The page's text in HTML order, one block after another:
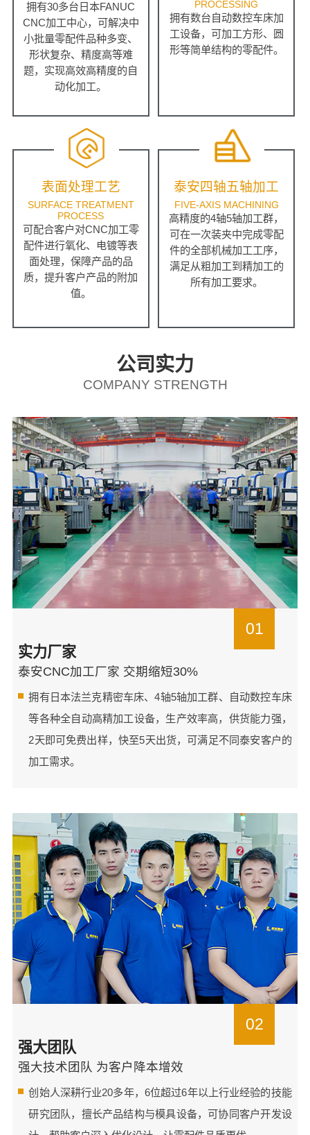
拥有30多台日本FANUC
CNC加工中心，可解决中
小批量零配件品种多变、
形状复杂、精度高等难
题，实现高效高精度的自
动化加工。
PROCESSING
拥有数台自动数控车床加
工设备，可加工方形、圆
形等简单结构的零配件。
表面处理工艺
SURFACE TREATMENT
PROCESS
可配合客户对CNC加工零
配件进行氧化、电镀等表
面处理，保障产品的品
质，提升客户产品的附加
值。
泰安四轴五轴加工
FIVE-AXIS MACHINING
高精度的4轴5轴加工群，
可在一次装夹中完成零配
件的全部机械加工工序，
满足从粗加工到精加工的
所有加工要求。
公司实力
COMPANY STRENGTH
01
实力厂家
泰安CNC加工厂家 交期缩短30%
拥有日本法兰克精密车床、4轴5轴加工群、自动数控车床
等各种全自动高精加工设备，生产效率高，供货能力强，
2天即可免费出样，快至5天出货，可满足不同泰安客户的
加工需求。
02
强大团队
强大技术团队 为客户降本增效
创始人深耕行业20多年，6位超过6年以上行业经验的技能
研究团队，擅长产品结构与模具设备，可协同客户开发设